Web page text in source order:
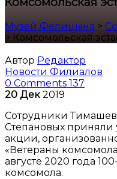
Музей Фелицына >
> Комсомольская
Автор Редактор
Новости Филиалов
0 Comments 137
20 Дек 2019
Сотрудники
Степановых приняли
акции,
«Ветераны
августе 2020 года
комсомола.